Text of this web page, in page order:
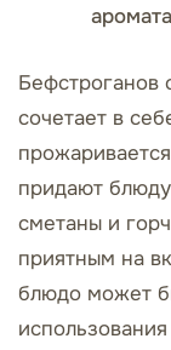
Бефстроганов
сочетает в
придают
сметаны и
приятным на
блюдо может